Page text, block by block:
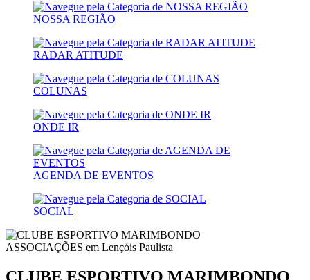
NOSSA REGIÃO
RADAR ATITUDE
COLUNAS
ONDE IR
AGENDA DE EVENTOS
SOCIAL
ASSOCIAÇÕES em Lençóis Paulista